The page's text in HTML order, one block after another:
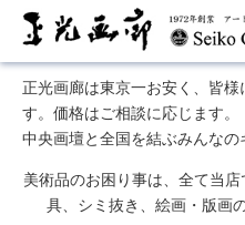
正光画廊は東京一お安く、皆
す。価格はご相談に応じます。
中央画壇と全国を結ぶみんなの
美術品のお困り事は、全て当
具、シミ抜き、絵画・版画